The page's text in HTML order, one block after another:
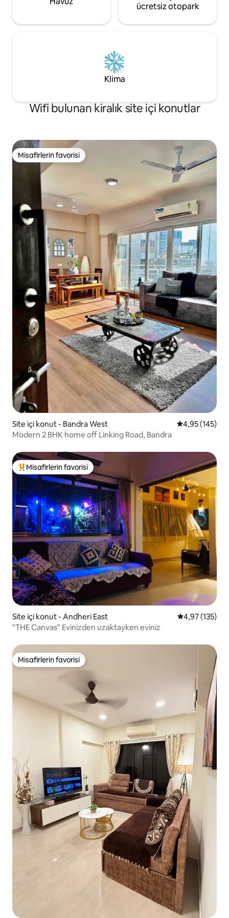
ücretsiz otopark
Klima
Wifi bulunan kiralık site içi konutlar
Misafirlerin favorisi
Misafirlerin favorisi
Site içi konut - Bandra West 5 üzerinden
4,95 (145)
Modern 2 BHK home off Linking Road, Bandra
Misafirlerin favorilerinden en beğenilenler arasında
Misafirlerin favorisi
Site içi konut - Andheri East 5 üzerinden
4,97 (135)
"THE Canvas" Evinizden uzaktayken eviniz
Misafirlerin favorisi
Misafirlerin favorisi